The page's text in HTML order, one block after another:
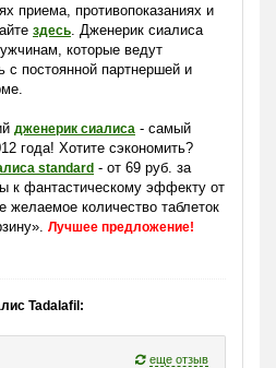
приема, противопоказаниях и
здесь. Дженерик сиалиса
которые ведут
с постоянной партнершей и
дженерик сиалиса - самый
года! Хотите сэкономить?
standard - от 69 руб. за
к фантастическому эффекту от
желаемое количество таблеток
Лучшее предложение!
Tadalafil:
еще отзыв